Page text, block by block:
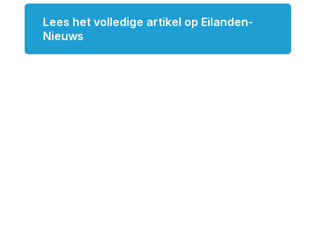
Lees het volledige artikel op Eilanden-
Nieuws